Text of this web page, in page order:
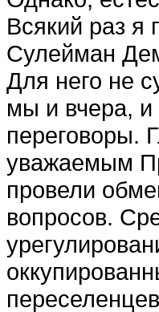
Всякий раз я
Сулейман
Для него не
мы и вчера, и
переговоры.
уважаемым
провели
вопросов.